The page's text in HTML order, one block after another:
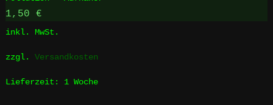
Produktseite
1,50 €
inkl. MwSt.
zzgl. Versandkosten
Lieferzeit: 1 Woche